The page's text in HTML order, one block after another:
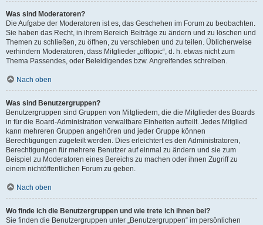
Was sind Moderatoren?
Die Aufgabe der Moderatoren ist es, das Geschehen im Forum zu beobachten.
Sie haben das Recht, in ihrem Bereich Beiträge zu ändern und zu löschen und
Themen zu schließen, zu öffnen, zu verschieben und zu teilen. Üblicherweise
verhindern Moderatoren, dass Mitglieder „offtopic“, d. h. etwas nicht zum
Thema Passendes, oder Beleidigendes bzw. Angreifendes schreiben.
Nach oben
Was sind Benutzergruppen?
Benutzergruppen sind Gruppen von Mitgliedern, die die Mitglieder des Boards
in für die Board-Administration verwaltbare Einheiten aufteilt. Jedes Mitglied
kann mehreren Gruppen angehören und jeder Gruppe können
Berechtigungen zugeteilt werden. Dies erleichtert es den Administratoren,
Berechtigungen für mehrere Benutzer auf einmal zu ändern und sie zum
Beispiel zu Moderatoren eines Bereichs zu machen oder ihnen Zugriff zu
einem nichtöffentlichen Forum zu geben.
Nach oben
Wo finde ich die Benutzergruppen und wie trete ich ihnen bei?
Sie finden die Benutzergruppen unter „Benutzergruppen“ im persönlichen